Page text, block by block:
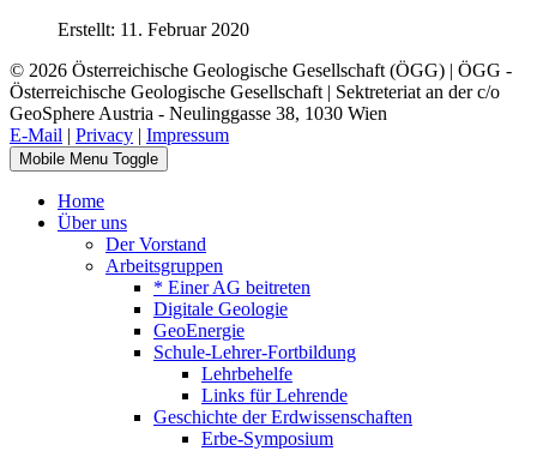
Erstellt: 11. Februar 2020
© 2026 Österreichische Geologische Gesellschaft (ÖGG) | ÖGG -
Österreichische Geologische Gesellschaft | Sektreteriat an der c/o
GeoSphere Austria - Neulinggasse 38, 1030 Wien
E-Mail | Privacy | Impressum
Mobile Menu Toggle
Home
Über uns
Der Vorstand
Arbeitsgruppen
* Einer AG beitreten
Digitale Geologie
GeoEnergie
Schule-Lehrer-Fortbildung
Lehrbehelfe
Links für Lehrende
Geschichte der Erdwissenschaften
Erbe-Symposium